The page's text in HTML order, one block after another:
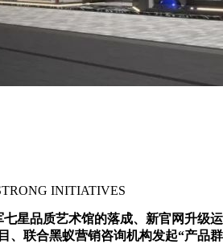
INITIATIVES
七星品质艺术馆的落成、新官网升级
、联合黑蚁营销咨询机构发起“产品